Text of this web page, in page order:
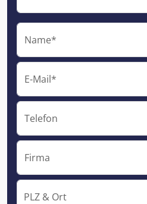
Name*
E-Mail*
Telefon
Firma
PLZ & Ort